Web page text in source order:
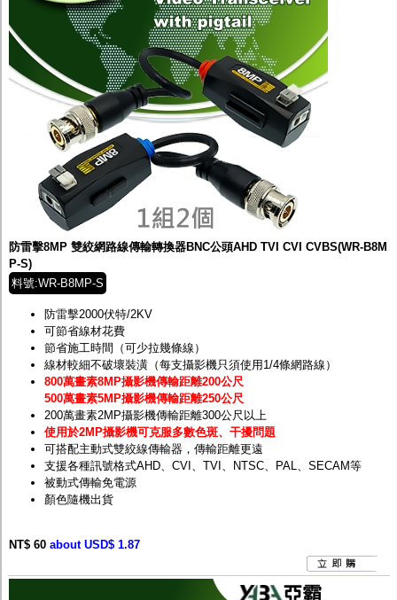
防雷擊8MP 雙絞網路線傳輸轉換器BNC公頭AHD TVI CVI CVBS(WR-B8M
P-S)
料號:WR-B8MP-S
防雷擊2000伏特/2KV
可節省線材花費
節省施工時間（可少拉幾條線）
線材較細不破壞裝潢（每支攝影機只須使用1/4條網路線）
800萬畫素8MP攝影機傳輸距離200公尺
500萬畫素5MP攝影機傳輸距離250公尺
200萬畫素2MP攝影機傳輸距離300公尺以上
使用於2MP攝影機可克服多數色斑、干擾問題
可搭配主動式雙絞線傳輸器，傳輸距離更遠
支援各種訊號格式AHD、CVI、TVI、NTSC、PAL、SECAM等
被動式傳輸免電源
顏色隨機出貨
NT$ 60 about USD$ 1.87